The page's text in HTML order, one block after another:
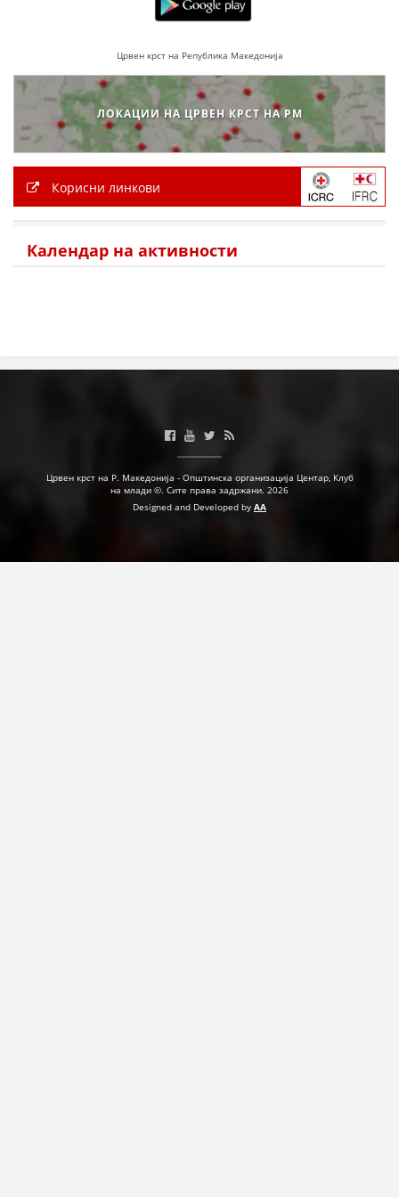
ДОГОВОРИ
ЗНАЧЕЊЕ НА СЛУЖБАТА ЗА БАРАЊЕ
ФОРМУЛАРИ ЗА БАРАЊА
ЗДРАВСТВЕНО ПРЕВЕНТИВНА ДЕЈНОСТ
ЗА НАС
ПРИРАЧНИЦИ
Црвен крст на Република Македонија
ЛОКАЦИИ НА ЦРВЕН КРСТ НА РМ
Корисни линкови
Календар на активности
Црвен крст на Р. Македонија - Општинска организација Центар, Клуб
на млади ©. Сите права задржани. 2026
Designed and Developed by AA